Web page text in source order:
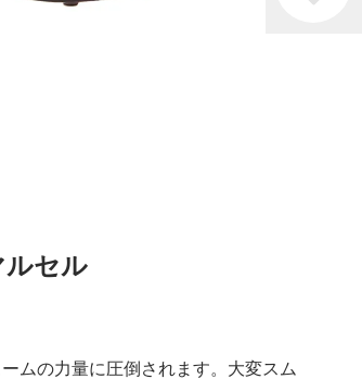
ルセル
ムの力量に圧倒されます。大変スム